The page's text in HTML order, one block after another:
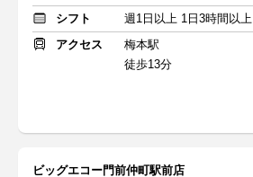
シフト
週1日以上 1日3時間以上
アクセス
梅本駅
徒歩13分
ビッグエコー門前仲町駅前店